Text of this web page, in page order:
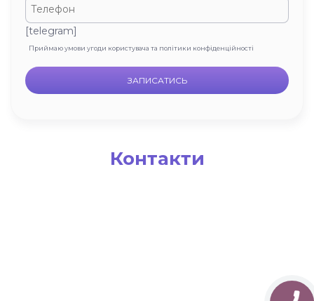
[telegram]
Приймаю умови угоди користувача та політики конфіденційності
Контакти